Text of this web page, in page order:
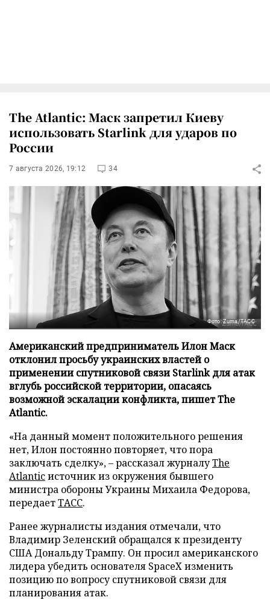
The Atlantic: Маск запретил Киеву
использовать Starlink для ударов по
России
7 августа 2026, 19:12 34
Фото: Zuma/ТАСС
Американский предприниматель Илон Маск
отклонил просьбу украинских властей о
применении спутниковой связи Starlink для атак
вглубь российской территории, опасаясь
возможной эскалации конфликта, пишет The
Atlantic.
«На данный момент положительного решения
нет, Илон постоянно повторяет, что пора
заключать сделку», – рассказал журналуThe
Atlanticисточник из окружения бывшего
министра обороны Украины Михаила Федорова,
передаетТАСС.
Ранее журналисты издания отмечали, что
Владимир Зеленский обращался к президенту
США Дональду Трампу. Он просил американского
лидера убедить основателя SpaceX изменить
позицию по вопросу спутниковой связи для
планирования атак.